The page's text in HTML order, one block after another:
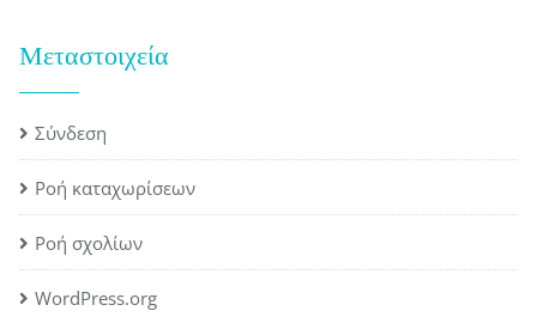
Μεταστοιχεία
Σύνδεση
Ροή καταχωρίσεων
Ροή σχολίων
WordPress.org